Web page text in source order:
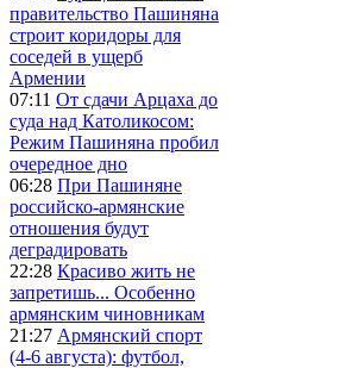
правительство Пашиняна
строит коридоры для
соседей в ущерб
Армении
07:11 От сдачи Арцаха до
суда над Католикосом:
Режим Пашиняна пробил
очередное дно
06:28 При Пашиняне
российско-армянские
отношения будут
деградировать
22:28 Красиво жить не
запретишь... Особенно
армянским чиновникам
21:27 Армянский спорт
(4-6 августа): футбол,